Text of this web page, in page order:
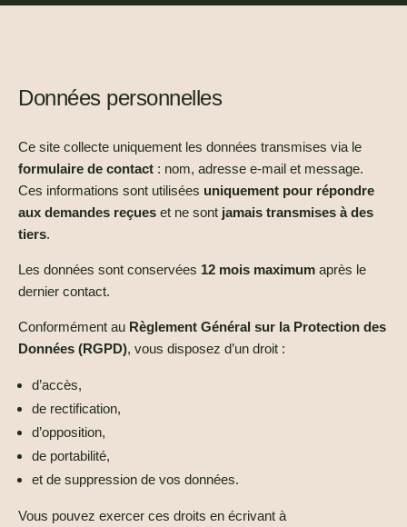
Données personnelles
Ce site collecte uniquement les données transmises via le
formulaire de contact : nom, adresse e-mail et message.
Ces informations sont utilisées uniquement pour répondre
aux demandes reçues et ne sont jamais transmises à des
tiers.
Les données sont conservées 12 mois maximum après le
dernier contact.
Conformément au Règlement Général sur la Protection des
Données (RGPD), vous disposez d’un droit :
d’accès,
de rectification,
d’opposition,
de portabilité,
et de suppression de vos données.
Vous pouvez exercer ces droits en écrivant à